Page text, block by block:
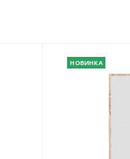
НОВИНКА